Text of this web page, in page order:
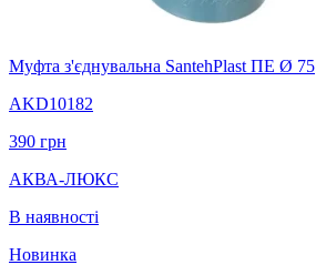
Муфта з'єднувальна SantehPlast ПЕ Ø 75
AKD10182
390 грн
АКВА-ЛЮКС
В наявності
Новинка